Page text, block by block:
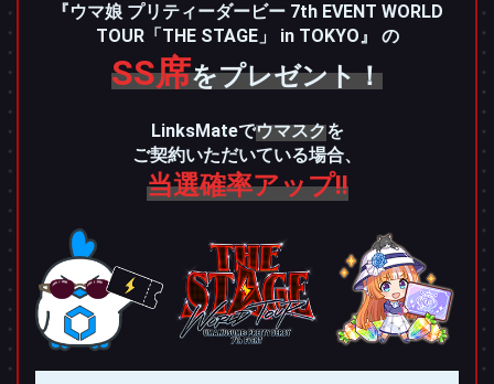
『ウマ娘 プリティーダービー 7th EVENT WORLD
TOUR「THE STAGE」 in TOKYO』 の
SS席をプレゼント！
LinksMateでウマスクを
ご契約いただいている場合、
当選確率アップ!!